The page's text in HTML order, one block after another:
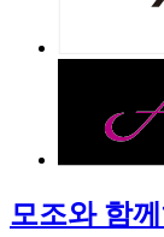
모조와 함